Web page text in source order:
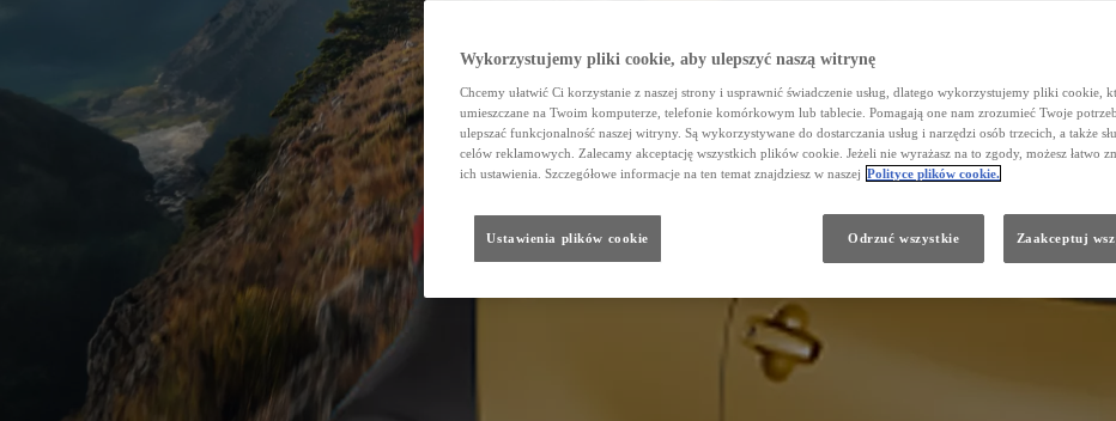
Wykorzystujemy pliki cookie, aby ulepszyć naszą witrynę
Chcemy ułatwić Ci korzystanie z naszej strony i usprawnić świadczenie usług, dlatego wykorzystujemy pliki cookie,
umieszczane na Twoim komputerze, telefonie komórkowym lub tablecie. Pomagają one nam zrozumieć Twoje
ulepszać funkcjonalność naszej witryny. Są wykorzystywane do dostarczania usług i narzędzi osób trzecich, a także
celów reklamowych. Zalecamy akceptację wszystkich plików cookie. Jeżeli nie wyrażasz na to zgody, możesz łatwo
ich ustawienia. Szczegółowe informacje na ten temat znajdziesz w naszej Polityce plików cookie.
Odrzuć wszystkie Zaakceptuj
Ustawienia plików cookie